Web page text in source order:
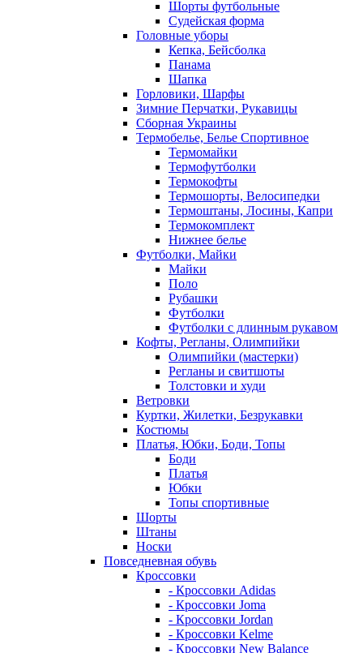
Шорты футбольные
Судейская форма
Головные уборы
Кепка, Бейсболка
Панама
Шапка
Горловики, Шарфы
Зимние Перчатки, Рукавицы
Сборная Украины
Термобелье, Белье Спортивное
Термомайки
Термофутболки
Термокофты
Термошорты, Велосипедки
Термоштаны, Лосины, Капри
Термокомплект
Нижнее белье
Футболки, Майки
Майки
Поло
Рубашки
Футболки
Футболки с длинным рукавом
Кофты, Регланы, Олимпийки
Олимпийки (мастерки)
Регланы и свитшоты
Толстовки и худи
Ветровки
Куртки, Жилетки, Безрукавки
Костюмы
Платья, Юбки, Боди, Топы
Боди
Платья
Юбки
Топы спортивные
Шорты
Штаны
Носки
Повседневная обувь
Кроссовки
- Кроссовки Adidas
- Кроссовки Joma
- Кроссовки Jordan
- Кроссовки Kelme
- Кроссовки New Balance